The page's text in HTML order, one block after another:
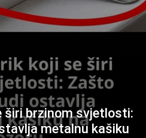
širi brzinom svjetlosti:
metalnu kašiku